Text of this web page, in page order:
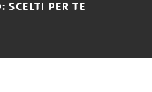
SCELTI PER TE